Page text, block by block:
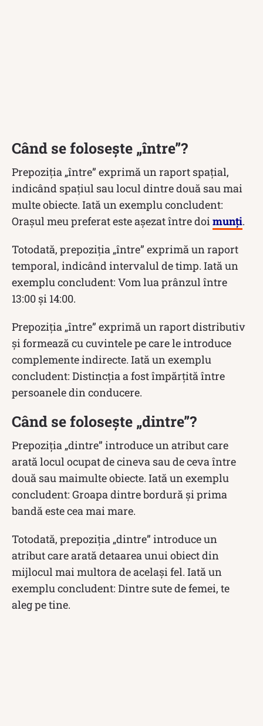
Când se folosește „între”?
Prepoziția „între” exprimă un raport spațial,
indicând spațiul sau locul dintre două sau mai
multe obiecte. Iată un exemplu concludent:
Orașul meu preferat este așezat între doi munți.
Totodată, prepoziția „între” exprimă un raport
temporal, indicând intervalul de timp. Iată un
exemplu concludent: Vom lua prânzul între
13:00 și 14:00.
Prepoziția „între” exprimă un raport distributiv
și formează cu cuvintele pe care le introduce
complemente indirecte. Iată un exemplu
concludent: Distincția a fost împărțită între
persoanele din conducere.
Când se folosește „dintre”?
Prepoziția „dintre” introduce un atribut care
arată locul ocupat de cineva sau de ceva între
două sau maimulte obiecte. Iată un exemplu
concludent: Groapa dintre bordură și prima
bandă este cea mai mare.
Totodată, prepoziția „dintre” introduce un
atribut care arată detaarea unui obiect din
mijlocul mai multora de același fel. Iată un
exemplu concludent: Dintre sute de femei, te
aleg pe tine.